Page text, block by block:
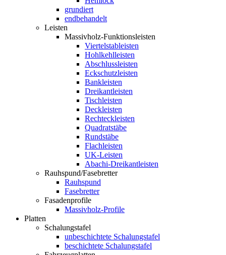
grundiert
endbehandelt
Leisten
Massivholz-Funktionsleisten
Viertelstableisten
Hohlkehlleisten
Abschlussleisten
Eckschutzleisten
Bankleisten
Dreikantleisten
Tischleisten
Deckleisten
Rechteckleisten
Quadratstäbe
Rundstäbe
Flachleisten
UK-Leisten
Abachi-Dreikantleisten
Rauhspund/Fasebretter
Rauhspund
Fasebretter
Fasadenprofile
Massivholz-Profile
Platten
Schalungstafel
unbeschichtete Schalungstafel
beschichtete Schalungstafel